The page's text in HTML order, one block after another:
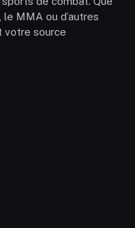
MMA ou d’autres
votre source